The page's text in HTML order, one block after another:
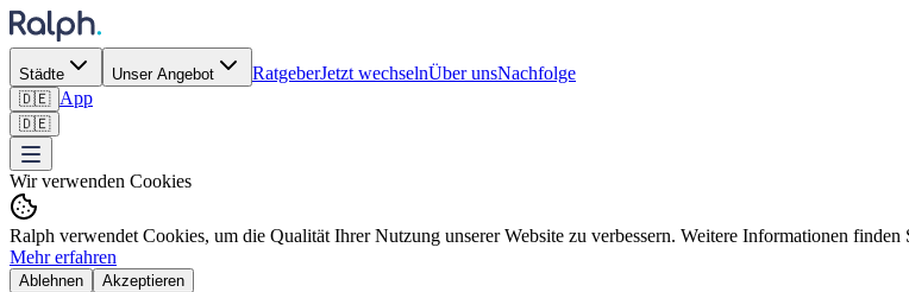
Städte Unser Angebot RatgeberJetzt wechselnÜber unsNachfolge
🇩🇪 App
🇩🇪
Wir verwenden Cookies
Ralph verwendet Cookies, um die Qualität Ihrer Nutzung unserer Website zu verbessern. Weitere Informationen finden
Mehr erfahren
Ablehnen Akzeptieren